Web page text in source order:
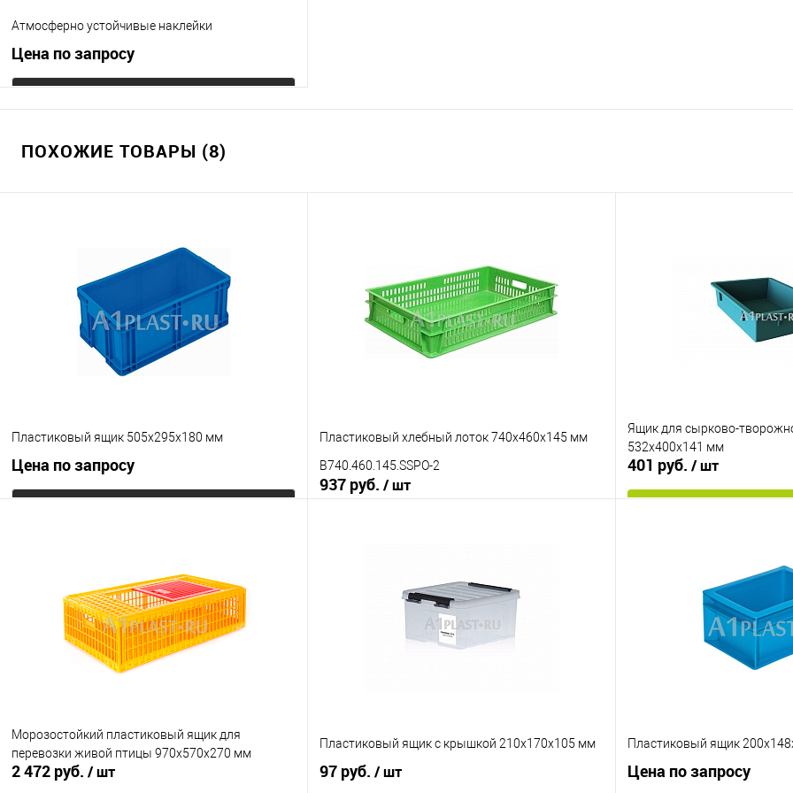
Атмосферно устойчивые наклейки
Цена по запросу
Купить в 1 клик
К сравнению
ПОХОЖИЕ ТОВАРЫ (8)
Пластиковый ящик 505х295х180 мм
Цена по запросу
В избранное
Под заказ
Пластиковый хлебный лоток 740х460х145 мм
B740.460.145.SSPO-2
937 руб. / шт
К сравнению
Под заказ
Ящик для сырково-
532х400х141 мм
401 руб. / шт
В избранное
Морозостойкий пластиковый ящик для
перевозки живой птицы 970х570х270 мм
2 472 руб. / шт
Пластиковый ящик с крышкой 210х170х105 мм
97 руб. / шт
Пластиковый ящик
Цена по запросу